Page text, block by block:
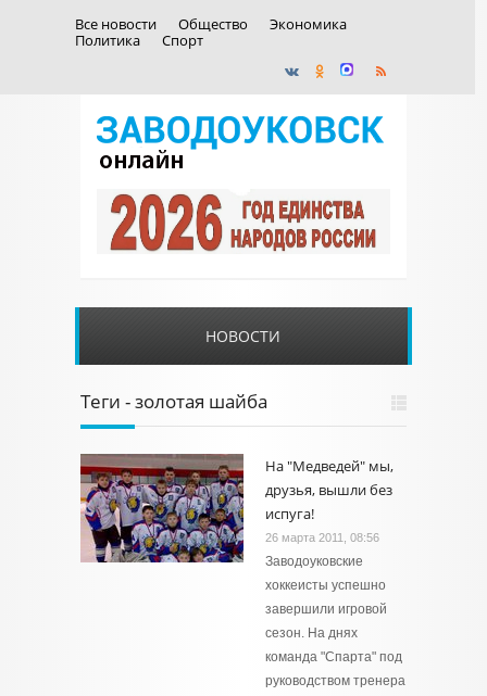
Все новости Общество
Экономика
Политика
Спорт
НОВОСТИ
Теги - золотая шайба
На "Медведей" мы,
друзья, вышли без
испуга!
26 марта 2011, 08:56
Заводоуковские
хоккеисты успешно
завершили игровой
сезон. На днях
команда "Спарта" под
руководством тренера